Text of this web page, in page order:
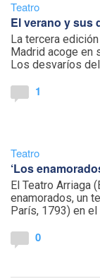
Teatro
El verano y sus
La tercera
Madrid acoge en
Los desvaríos del
1
Teatro
‘Los
El Teatro Arriaga
enamorados, un
París, 1793) en el
0